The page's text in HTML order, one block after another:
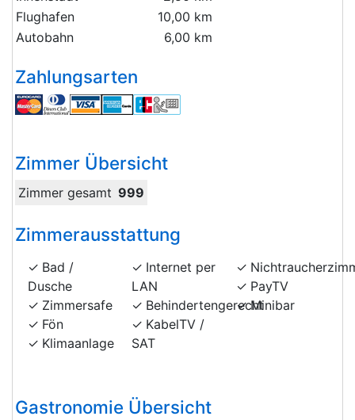
Flughafen
10,00 km
Autobahn
6,00 km
Zahlungsarten
Zimmer Übersicht
Zimmer gesamt 999
Zimmerausstattung
Bad /
Dusche
Zimmersafe
Fön
Klimaanlage
Internet per
LAN
Behindertengerecht
KabelTV /
SAT
PayTV
Minibar
Gastronomie Übersicht